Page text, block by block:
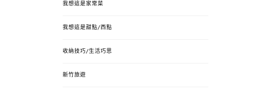
我想這是家常菜
我想這是甜點/西點
收納技巧/生活巧思
新竹旅遊